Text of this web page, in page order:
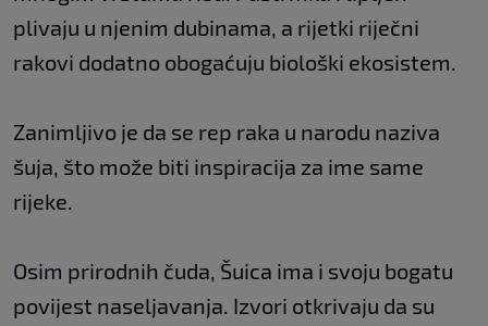
plivaju u njenim dubinama, a rijetki riječni
rakovi dodatno obogaćuju biološki ekosistem.
Zanimljivo je da se rep raka u narodu naziva
šuja, što može biti inspiracija za ime same
rijeke.
Osim prirodnih čuda, Šuica ima i svoju bogatu
povijest naseljavanja. Izvori otkrivaju da su